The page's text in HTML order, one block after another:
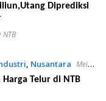
Diprediksi
, Nusantara Mei
Harga Telur di NTB